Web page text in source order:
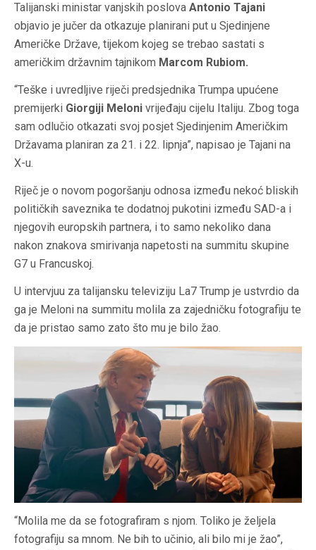
Talijanski ministar vanjskih poslova Antonio Tajani
objavio je jučer da otkazuje planirani put u Sjedinjene
Američke Države, tijekom kojeg se trebao sastati s
američkim državnim tajnikom Marcom Rubiom.
“Teške i uvredljive riječi predsjednika Trumpa upućene
premijerki Giorgiji Meloni vrijeđaju cijelu Italiju. Zbog toga
sam odlučio otkazati svoj posjet Sjedinjenim Američkim
Državama planiran za 21. i 22. lipnja”, napisao je Tajani na
X-u.
Riječ je o novom pogoršanju odnosa između nekoć bliskih
političkih saveznika te dodatnoj pukotini između SAD-a i
njegovih europskih partnera, i to samo nekoliko dana
nakon znakova smirivanja napetosti na summitu skupine
G7 u Francuskoj.
U intervjuu za talijansku televiziju La7 Trump je ustvrdio da
ga je Meloni na summitu molila za zajedničku fotografiju te
da je pristao samo zato što mu je bilo žao.
“Molila me da se fotografiram s njom. Toliko je željela
fotografiju sa mnom. Ne bih to učinio, ali bilo mi je žao”,